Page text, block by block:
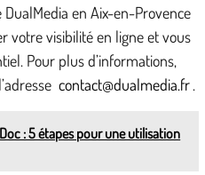
DualMedia en Aix-en-Provence
votre visibilité en ligne et vous
Pour plus d’informations,
contact@dualmedia.fr .
: 5 étapes pour une utilisation